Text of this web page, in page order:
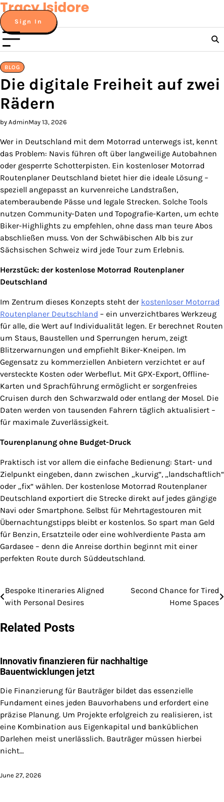
Skip
to
content
Tracy Isidore
Sign In
BLOG
Die digitale Freiheit auf zwei
Rädern
by AdminMay 13, 2026
Wer in Deutschland mit dem Motorrad unterwegs ist, kennt
das Problem: Navis führen oft über langweilige Autobahnen
oder gesperrte Schotterpisten. Ein kostenloser Motorrad
Routenplaner Deutschland bietet hier die ideale Lösung –
speziell angepasst an kurvenreiche Landstraßen,
atemberaubende Pässe und legale Strecken. Solche Tools
nutzen Community-Daten und Topografie-Karten, um echte
Biker-Highlights zu empfehlen, ohne dass man teure Abos
abschließen muss. Von der Schwäbischen Alb bis zur
Sächsischen Schweiz wird jede Tour zum Erlebnis.
Herzstück: der kostenlose Motorrad Routenplaner
Deutschland
Im Zentrum dieses Konzepts steht der kostenloser Motorrad
Routenplaner Deutschland – ein unverzichtbares Werkzeug
für alle, die Wert auf Individualität legen. Er berechnet Routen
um Staus, Baustellen und Sperrungen herum, zeigt
Blitzerwarnungen und empfiehlt Biker-Kneipen. Im
Gegensatz zu kommerziellen Anbietern verzichtet er auf
versteckte Kosten oder Werbeflut. Mit GPX-Export, Offline-
Karten und Sprachführung ermöglicht er sorgenfreies
Cruisen durch den Schwarzwald oder entlang der Mosel. Die
Daten werden von tausenden Fahrern täglich aktualisiert –
für maximale Zuverlässigkeit.
Tourenplanung ohne Budget-Druck
Praktisch ist vor allem die einfache Bedienung: Start- und
Zielpunkt eingeben, dann zwischen „kurvig“, „landschaftlich“
oder „fix“ wählen. Der kostenlose Motorrad Routenplaner
Deutschland exportiert die Strecke direkt auf jedes gängige
Navi oder Smartphone. Selbst für Mehrtagestouren mit
Übernachtungstipps bleibt er kostenlos. So spart man Geld
für Benzin, Ersatzteile oder eine wohlverdiente Pasta am
Gardasee – denn die Anreise dorthin beginnt mit einer
perfekten Route durch Süddeutschland.
Post
Bespoke Itineraries Aligned
with Personal Desires
Second Chance for Tired
Home Spaces
Related Posts
Innovativ finanzieren für nachhaltige
Bauentwicklungen jetzt
Die Finanzierung für Bauträger bildet das essenzielle
Fundament eines jeden Bauvorhabens und erfordert eine
präzise Planung. Um Projekte erfolgreich zu realisieren, ist
eine Kombination aus Eigenkapital und banküblichen
Darlehen meist unerlässlich. Bauträger müssen hierbei
nicht…
June 27, 2026